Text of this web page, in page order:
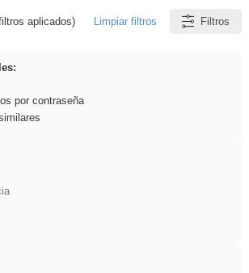
Benagulu
aplicados) Limpiar filtros Filtros
por contraseña